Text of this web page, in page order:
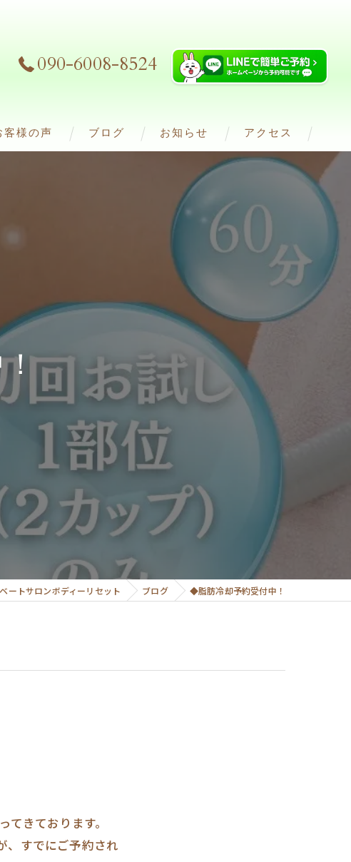
090-6008-8524
客様の声 ブログ お知らせ アクセス
ートサロンボディーリセット ブログ ◆脂肪冷却予約受付中！
きております。
、すでにご予約され